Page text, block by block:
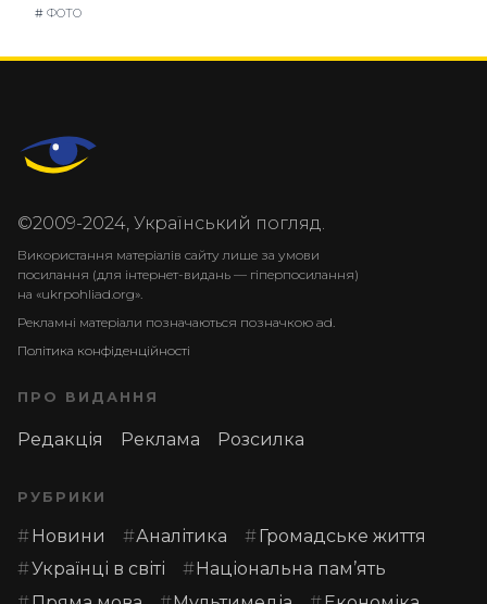
# ФОТО
©2009-2024, Український погляд.
Використання матеріалів сайту лише за умови
посилання (для інтернет-видань — гіперпосилання)
на «ukrpohliad.org».
Рекламні матеріали позначаються позначкою ad.
Політика конфіденційності
ПРО ВИДАННЯ
Редакція Реклама Розсилка
РУБРИКИ
Новини Аналітика
Громадське життя
Українці в світі
Національна пам’ять